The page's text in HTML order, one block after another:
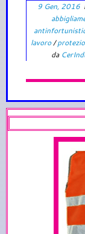
9 Gen, 2016
lavoro/
da